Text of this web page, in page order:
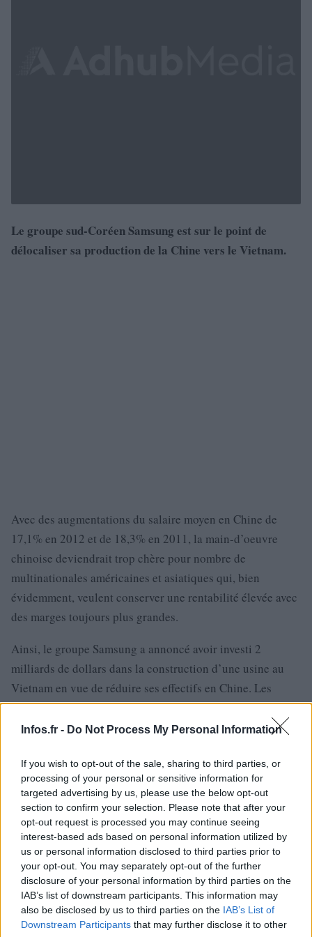
Infos.fr - Do Not Process My Personal Information
If you wish to opt-out of the sale, sharing to third parties, or
processing of your personal or sensitive information for
targeted advertising by us, please use the below opt-out
section to confirm your selection. Please note that after your
opt-out request is processed you may continue seeing
interest-based ads based on personal information utilized by
us or personal information disclosed to third parties prior to
your opt-out. You may separately opt-out of the further
disclosure of your personal information by third parties on the
IAB’s list of downstream participants. This information may
also be disclosed by us to third parties on the IAB’s List of
Downstream Participants that may further disclose it to other
Le groupe sud-Coréen Samsung est sur le point de
délocaliser sa production de la Chine vers le Vietnam.
Avec des augmentations du salaire moyen en Chine de
17,1% en 2012 et de 18,3% en 2011, la main-d’oeuvre
chinoise deviendrait trop chère pour nombre de
multinationales américaines et asiatiques qui, bien
évidemment, veulent conserver une rentabilité élevée avec
des marges toujours plus grandes.
Ainsi, le groupe Samsung a annoncé avoir investi 2
milliards de dollars dans la construction d’une usine au
Vietnam en vue de réduire ses effectifs en Chine. Les
salaires étant encore plus bas que chez le voisin, Samsung
affirme sans ambages que cette nouvelle usine permettra
de défendre ainsi les marges de profits ».
Cette usine devrait être opérationnelle à partir de février
2014 et devrait trouver son rythme de croisière d’ici
l’année 2015, pour une production annuelle estimée à 120
millions d’unités. Rappelons que le budget marketing et
publicitaire de la firme a été de 14 milliards de dollars
pour cette année 2013. Il eut été dommage de rogner sur
ces budgets ô combien plus importants que les salaires de